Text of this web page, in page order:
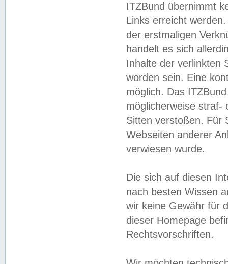
ITZBund übernimmt
Links erreicht
der erstmaligen
handelt es sich
Inhalte der verlinkten
worden sein. Eine
möglich. Das
möglicherweise straf-
Sitten verstoßen. Für
Webseiten anderer
verwiesen wurde.
Die sich auf diesen
nach besten Wissen
wir keine Gewähr für
dieser Homepage
Rechtsvorschriften.